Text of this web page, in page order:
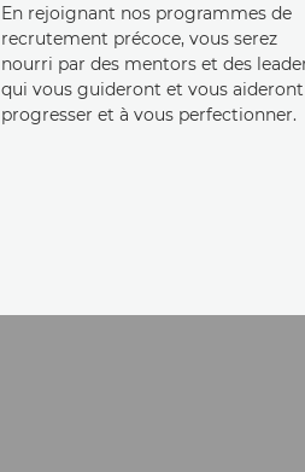
En rejoignant nos programmes de
recrutement précoce, vous serez
nourri par des mentors et des
qui vous guideront et vous aideront
progresser et à vous perfectionner.